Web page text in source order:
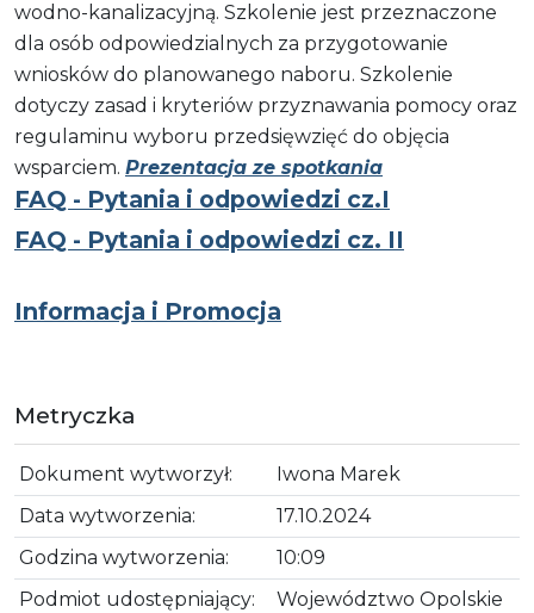
wodno-kanalizacyjną. Szkolenie jest przeznaczone
dla osób odpowiedzialnych za przygotowanie
wniosków do planowanego naboru. Szkolenie
dotyczy zasad i kryteriów przyznawania pomocy oraz
regulaminu wyboru przedsięwzięć do objęcia
wsparciem. Prezentacja ze spotkania
FAQ - Pytania i odpowiedzi cz.I
FAQ - Pytania i odpowiedzi cz. II
Informacja i Promocja
Metryczka
Dokument wytworzył:
Iwona Marek
Data wytworzenia:
17.10.2024
Godzina wytworzenia:
10:09
Podmiot udostępniający:
Województwo Opolskie